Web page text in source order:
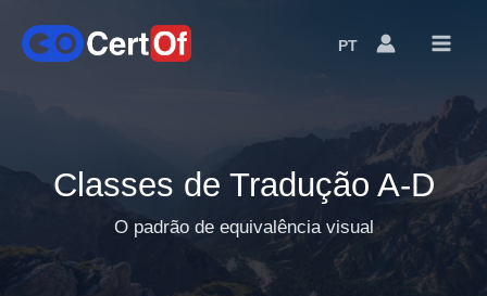
PTLanguage
Classes de Tradução A-D
O padrão de equivalência visual